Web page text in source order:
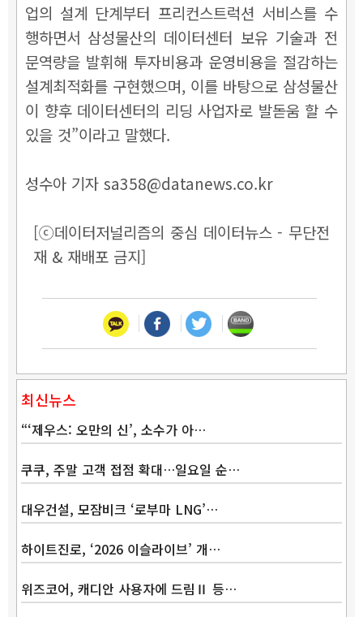
업의 설계 단계부터 프리컨스트럭션 서비스를 수
행하면서 삼성물산의 데이터센터 보유 기술과 전
문역량을 발휘해 투자비용과 운영비용을 절감하는
설계최적화를 구현했으며, 이를 바탕으로 삼성물산
이 향후 데이터센터의 리딩 사업자로 발돋움 할 수
있을 것”이라고 말했다.
성수아 기자 sa358@datanews.co.kr
[ⓒ데이터저널리즘의 중심 데이터뉴스 - 무단전
재 & 재배포 금지]
최신뉴스
“‘제우스: 오만의 신’, 소수가 아…
쿠쿠, 주말 고객 접점 확대…일요일 순…
대우건설, 모잠비크 ‘로부마 LNG’…
하이트진로, ‘2026 이슬라이브’ 개…
위즈코어, 캐디안 사용자에 드림Ⅱ 등…